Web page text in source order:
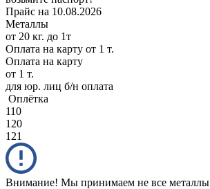
Прайс на 10.08.2026
Металлы
от 20 кг. до 1т
Оплата на карту от 1 т.
Оплата на карту
от 1 т.
для юр. лиц б/н оплата
Оплётка
110
120
121
Внимание! Мы принимаем не все металлы